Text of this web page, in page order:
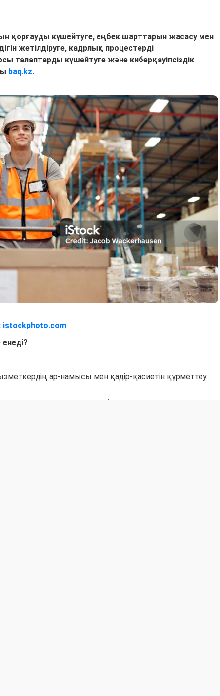
қорғауды күшейтуге, еңбек шарттарын жасасу мен
жетілдіруге, кадрлық процестерді
талаптарды күшейтуге және киберқауіпсіздік
baq.kz.
istockphoto.com
ар-намысы мен қадір-қасиетін құрметтеу
құқығы заңмен бекітіледі.